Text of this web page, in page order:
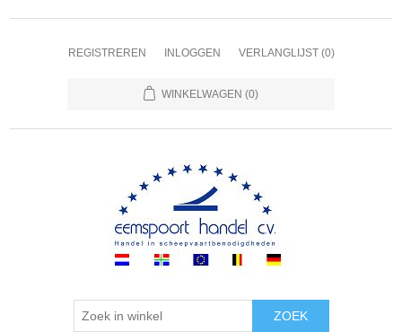
REGISTREREN INLOGGEN VERLANGLIJST (0)
WINKELWAGEN (0)
ZOEK